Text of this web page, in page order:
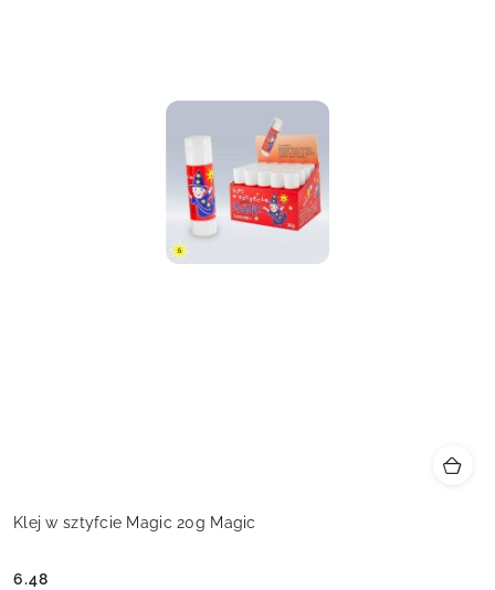
Klej w sztyfcie Magic 20g Magic
6.48